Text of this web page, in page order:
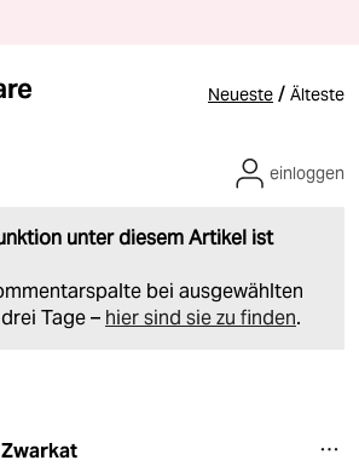
Neueste / Älteste
unter diesem Artikel ist
bei ausgewählten
Tage – hier sind sie zu finden.
einloggen